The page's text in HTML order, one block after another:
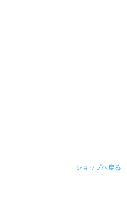
ショップへ戻る